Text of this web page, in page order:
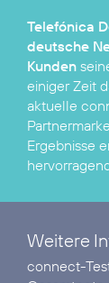
Telefónica
deutsche
Kunden
einiger Zeit
aktuelle
Ergebnisse
Weitere
connect-